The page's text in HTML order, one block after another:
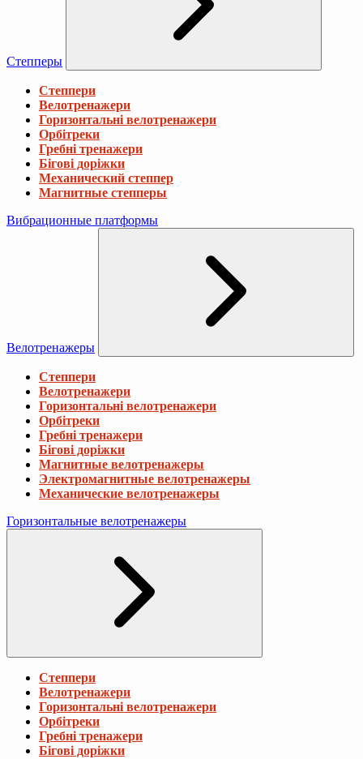
Степперы
Степпери
Велотренажери
Горизонтальні велотренажери
Орбітреки
Гребні тренажери
Бігові доріжки
Механический степпер
Магнитные степперы
Вибрационные платформы
Велотренажеры
Степпери
Велотренажери
Горизонтальні велотренажери
Орбітреки
Гребні тренажери
Бігові доріжки
Магнитные велотренажеры
Электромагнитные велотренажеры
Механические велотренажеры
Горизонтальные велотренажеры
Степпери
Велотренажери
Горизонтальні велотренажери
Орбітреки
Гребні тренажери
Бігові доріжки